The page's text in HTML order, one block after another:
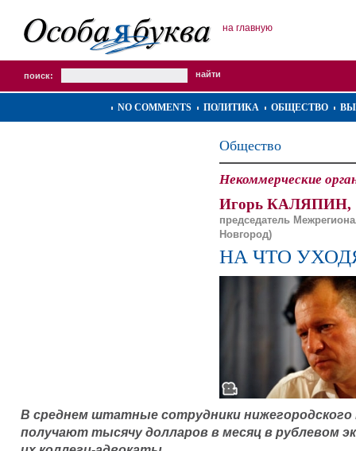
на главную
поиск:
NO COMMENTS ПОЛИТИКА ОБЩЕСТВО
Общество
Некоммерческие
Игорь КАЛЯПИН,
председатель
Новгород)
НА ЧТО
В среднем штатные сотрудники
получают тысячу долларов в месяц в рублевом